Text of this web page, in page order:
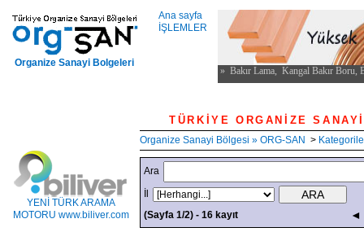
Organize Sanayi Bolgeleri
Ana sayfa
İŞLEMLER
TÜRKİYE
YENİ TÜRK ARAMA
MOTORU www.biliver.com
Organize Sanayi Bölgesi » ORG-SAN >
Ara
(Sayfa 1/2) - 16 kayıt
◄